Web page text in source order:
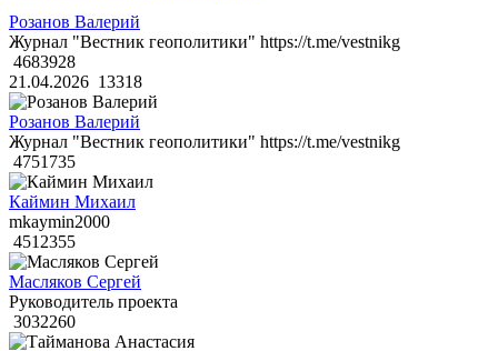
Розанов Валерий
Журнал "Вестник геополитики" https://t.me/vestnikg
4683928
21.04.2026 13318
Розанов Валерий
Журнал "Вестник геополитики" https://t.me/vestnikg
4751735
Каймин Михаил
mkaymin2000
4512355
Масляков Сергей
Руководитель проекта
3032260